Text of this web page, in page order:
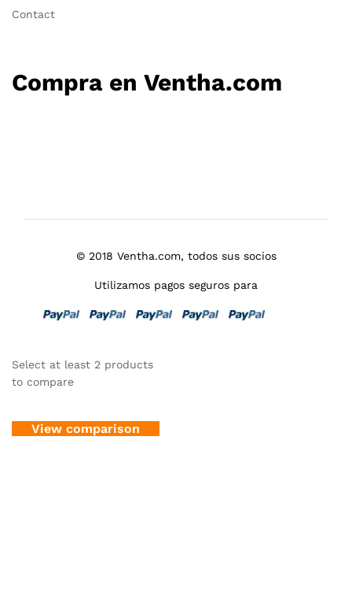
Contact
Compra en Ventha.com
© 2018 Ventha.com, todos sus socios
Utilizamos pagos seguros para
Select at least 2 products
to compare
View comparison